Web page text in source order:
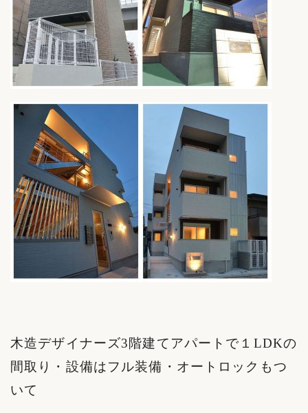
木造デザイナーズ3階建てアパートで１LDKの
間取り・設備はフル装備・オートロックもつ
いて